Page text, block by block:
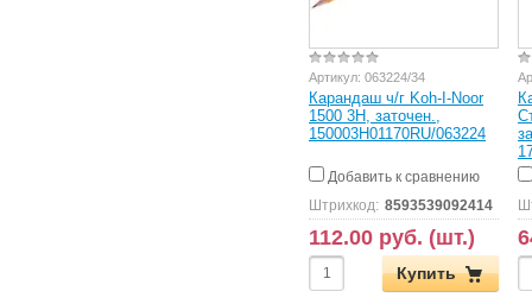
Артикул: 063224/34
Карандаш ч/г Koh-I-Noor
1500 3Н, заточен.,
150003H01170RU/063224
Добавить к сравнению
Штрихкод: 8593539092414
112.00 руб. (шт.)
Купить